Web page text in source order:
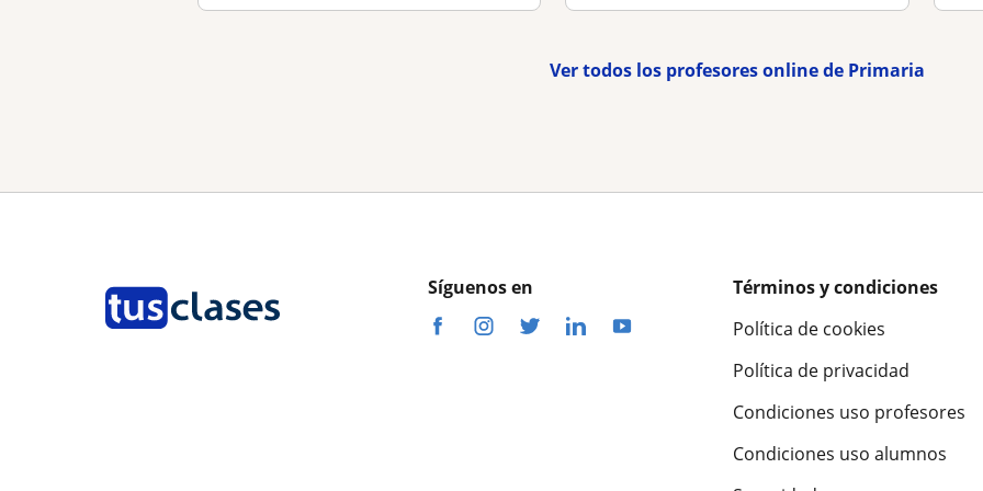
Ver todos los profesores online de Primaria
Síguenos en
Términos y condiciones
Política de cookies
Política de privacidad
Condiciones uso profesores
Condiciones uso alumnos